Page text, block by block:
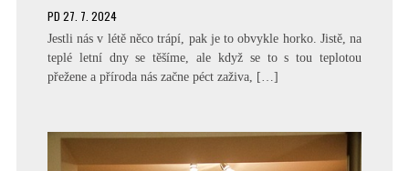
PD 27. 7. 2024
Jestli nás v létě něco trápí, pak je to obvykle horko. Jistě, na
teplé letní dny se těšíme, ale když se to s tou teplotou
přežene a příroda nás začne péct zaživa, […]